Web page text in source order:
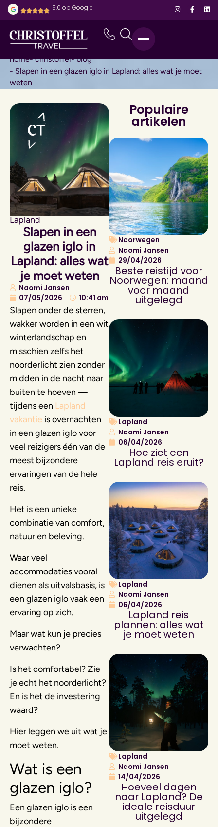
5.0 op Google
home- christoffel- blog
- Slapen in een glazen iglo in Lapland: alles wat je moet
weten
Lapland
Slapen in een
glazen iglo in
Lapland: alles wat
je moet weten
Naomi Jansen
07/05/2026
10:41 am
Slapen onder de sterren,
wakker worden in een wit
winterlandschap en
misschien zelfs het
noorderlicht zien zonder
midden in de nacht naar
buiten te hoeven —
tijdens een Lapland
vakantie is overnachten
in een glazen iglo voor
veel reizigers één van de
meest bijzondere
ervaringen van de hele
reis.
Het is een unieke
combinatie van comfort,
natuur en beleving.
Waar veel
accommodaties vooral
dienen als uitvalsbasis, is
een glazen iglo vaak een
ervaring op zich.
Maar wat kun je precies
verwachten?
Is het comfortabel? Zie
je echt het noorderlicht?
En is het de investering
waard?
Hier leggen we uit wat je
moet weten.
Wat is een
glazen iglo?
Een glazen iglo is een
bijzondere
Populaire
artikelen
Noorwegen
Naomi Jansen
29/04/2026
Beste reistijd voor
Noorwegen: maand
voor maand
uitgelegd
Lapland
Naomi Jansen
06/04/2026
Hoe ziet een
Lapland reis eruit?
Lapland
Naomi Jansen
06/04/2026
Lapland reis
plannen: alles wat
je moet weten
Lapland
Naomi Jansen
14/04/2026
Hoeveel dagen
naar Lapland? De
ideale reisduur
uitgelegd